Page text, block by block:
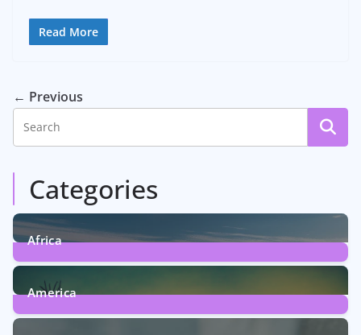
Read More
← Previous
Categories
Africa
6Posts
America
5Posts